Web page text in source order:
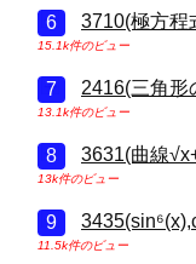
3710(極方程
15.1k件のビュー
2416(三角形
13.1k件のビュー
3631(曲線
13k件のビュー
11.5k件のビュー